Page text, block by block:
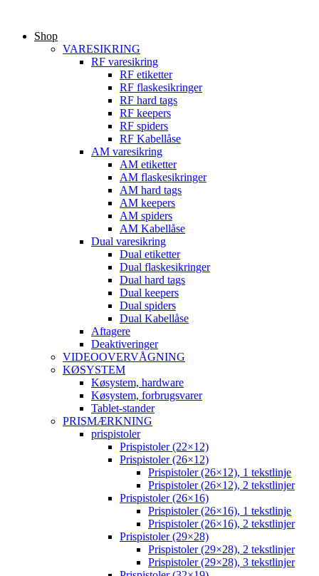
indholdShop
VARESIKRING
RF varesikring
RF etiketter
RF flaskesikringer
RF hard tags
RF keepers
RF spiders
RF Kabellåse
AM varesikring
AM etiketter
AM flaskesikringer
AM hard tags
AM keepers
AM spiders
AM Kabellåse
Dual varesikring
Dual etiketter
Dual flaskesikringer
Dual hard tags
Dual keepers
Dual spiders
Dual Kabellåse
Aftagere
Deaktiveringer
VIDEOOVERVÅGNING
KØSYSTEM
Køsystem, hardware
Køsystem, forbrugsvarer
Tablet-stander
PRISMÆRKNING
prispistoler
Prispistoler (22×12)
Prispistoler (26×12)
Prispistoler (26×12), 1 tekstlinje
Prispistoler (26×12), 2 tekstlinjer
Prispistoler (26×16)
Prispistoler (26×16), 1 tekstlinje
Prispistoler (26×16), 2 tekstlinjer
Prispistoler (29×28)
Prispistoler (29×28), 2 tekstlinjer
Prispistoler (29×28), 3 tekstlinjer